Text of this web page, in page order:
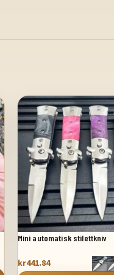
Mini automatisk stilettkniv
kr441.84